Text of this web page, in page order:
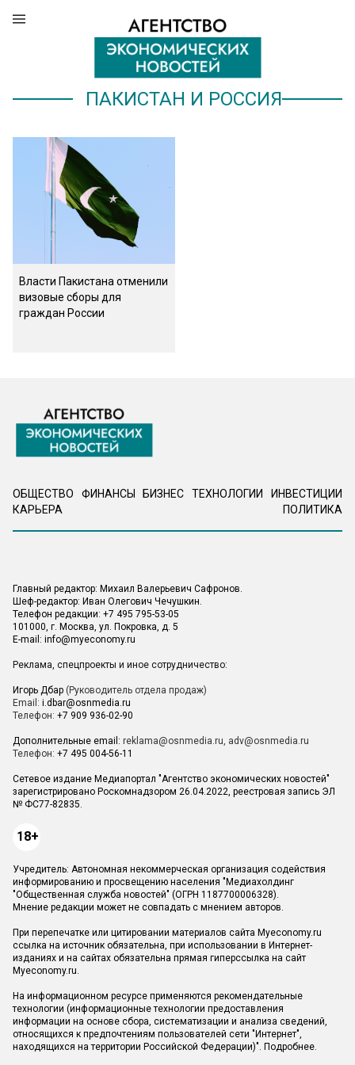
ПАКИСТАН И РОССИЯ
Власти Пакистана отменили
визовые сборы для
граждан России
ОБЩЕСТВО ФИНАНСЫ БИЗНЕС ТЕХНОЛОГИИ
ИНВЕСТИЦИИ
КАРЬЕРА
ПОЛИТИКА
Главный редактор: Михаил Валерьевич Сафронов.
Шеф-редактор: Иван Олегович Чечушкин.
Телефон редакции: +7 495 795-53-05
101000, г. Москва, ул. Покровка, д. 5
E-mail: info@myeconomy.ru
Реклама, спецпроекты и иное сотрудничество:
Игорь Дбар (Руководитель отдела продаж)
Email: i.dbar@osnmedia.ru
Телефон: +7 909 936-02-90
Дополнительные email: reklama@osnmedia.ru, adv@osnmedia.ru
Телефон: +7 495 004-56-11
Сетевое издание Медиапортал "Агентство экономических новостей"
зарегистрировано Роскомнадзором 26.04.2022, реестровая запись ЭЛ
№ ФС77-82835.
18+
Учредитель: Автономная некоммерческая организация содействия
информированию и просвещению населения "Медиахолдинг
"Общественная служба новостей" (ОГРН 1187700006328).
Мнение редакции может не совпадать с мнением авторов.
При перепечатке или цитировании материалов сайта Myeconomy.ru
ссылка на источник обязательна, при использовании в Интернет-
изданиях и на сайтах обязательна прямая гиперссылка на сайт
Myeconomy.ru.
На информационном ресурсе применяются рекомендательные
технологии (информационные технологии предоставления
информации на основе сбора, систематизации и анализа сведений,
относящихся к предпочтениям пользователей сети "Интернет",
находящихся на территории Российской Федерации)". Подробнее.